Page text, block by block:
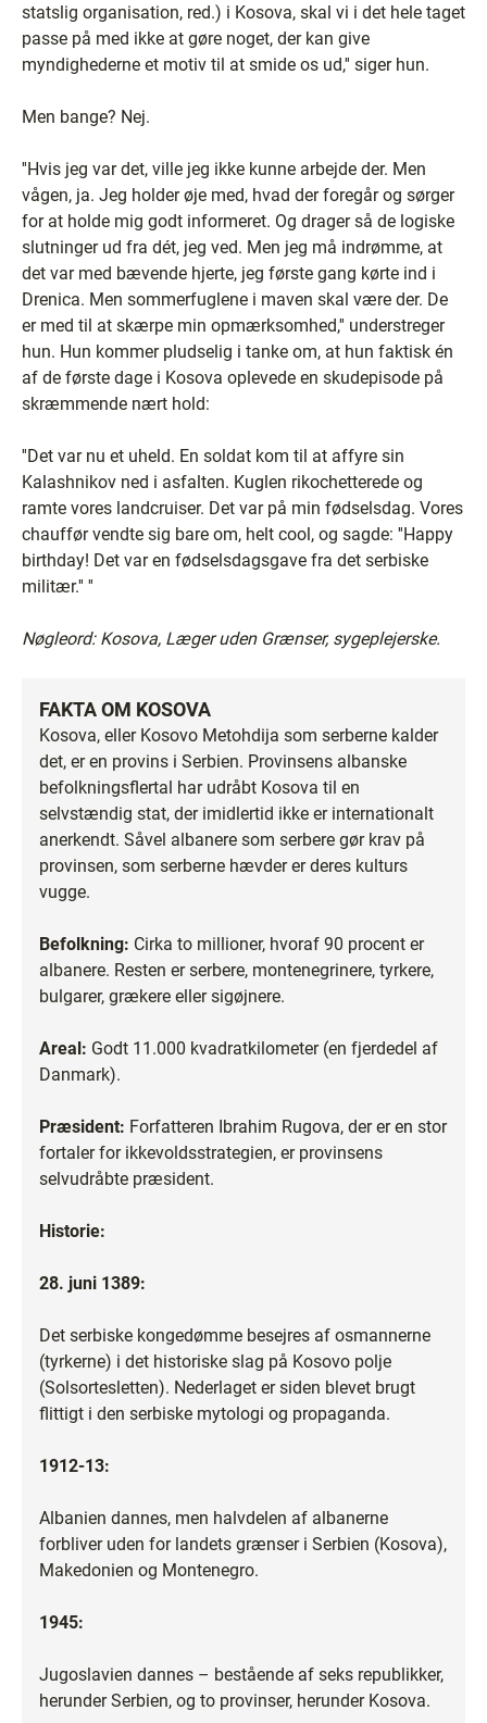
statslig organisation, red.) i Kosova, skal vi i det hele taget
passe på med ikke at gøre noget, der kan give
myndighederne et motiv til at smide os ud,'' siger hun.
Men bange? Nej.
''Hvis jeg var det, ville jeg ikke kunne arbejde der. Men
vågen, ja. Jeg holder øje med, hvad der foregår og sørger
for at holde mig godt informeret. Og drager så de logiske
slutninger ud fra dét, jeg ved. Men jeg må indrømme, at
det var med bævende hjerte, jeg første gang kørte ind i
Drenica. Men sommerfuglene i maven skal være der. De
er med til at skærpe min opmærksomhed,'' understreger
hun. Hun kommer pludselig i tanke om, at hun faktisk én
af de første dage i Kosova oplevede en skudepisode på
skræmmende nært hold:
''Det var nu et uheld. En soldat kom til at affyre sin
Kalashnikov ned i asfalten. Kuglen rikochetterede og
ramte vores landcruiser. Det var på min fødselsdag. Vores
chauffør vendte sig bare om, helt cool, og sagde: ''Happy
birthday! Det var en fødselsdagsgave fra det serbiske
militær.'' ''
Nøgleord: Kosova, Læger uden Grænser, sygeplejerske.
FAKTA OM KOSOVA
Kosova, eller Kosovo Metohdija som serberne kalder
det, er en provins i Serbien. Provinsens albanske
befolkningsflertal har udråbt Kosova til en
selvstændig stat, der imidlertid ikke er internationalt
anerkendt. Såvel albanere som serbere gør krav på
provinsen, som serberne hævder er deres kulturs
vugge.
Befolkning: Cirka to millioner, hvoraf 90 procent er
albanere. Resten er serbere, montenegrinere, tyrkere,
bulgarer, grækere eller sigøjnere.
Areal: Godt 11.000 kvadratkilometer (en fjerdedel af
Danmark).
Præsident: Forfatteren Ibrahim Rugova, der er en stor
fortaler for ikkevoldsstrategien, er provinsens
selvudråbte præsident.
Historie:
28. juni 1389:
Det serbiske kongedømme besejres af osmannerne
(tyrkerne) i det historiske slag på Kosovo polje
(Solsortesletten). Nederlaget er siden blevet brugt
flittigt i den serbiske mytologi og propaganda.
1912-13:
Albanien dannes, men halvdelen af albanerne
forbliver uden for landets grænser i Serbien (Kosova),
Makedonien og Montenegro.
1945:
Jugoslavien dannes – bestående af seks republikker,
herunder Serbien, og to provinser, herunder Kosova.